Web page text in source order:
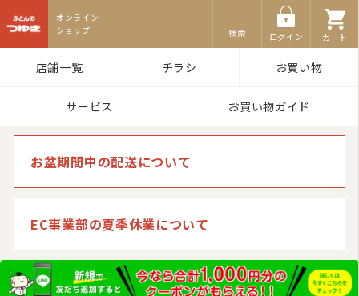
検索 ログイン カート
店舗一覧 チラシ お買い物
サービス お買い物ガイド
お盆期間中の配送について
EC事業部の夏季休業について